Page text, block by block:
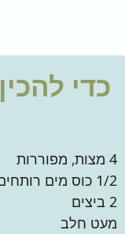
כדי להכין
4 מצות, מפוררות
1/2 כוס מים רותחים
2 ביצים
מעט חלב